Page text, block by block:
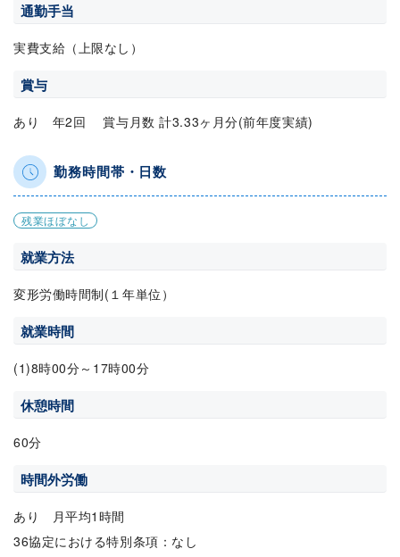
通勤手当
実費支給（上限なし）
賞与
あり 年2回 賞与月数 計3.33ヶ月分(前年度実績)
勤務時間帯・日数
残業ほぼなし
就業方法
変形労働時間制(１年単位）
就業時間
(1)8時00分～17時00分
休憩時間
60分
時間外労働
あり 月平均1時間
36協定における特別条項：なし